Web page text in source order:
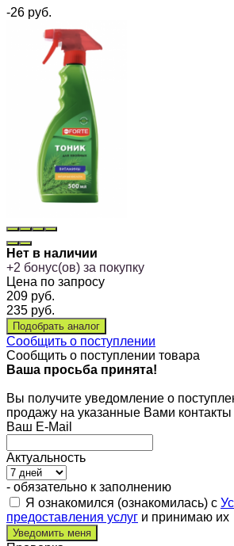
-26 руб.
Нет в наличии
+2 бонус(ов) за покупку
Цена по запросу
209 руб.
235 руб.
Сообщить о поступлении
Сообщить о поступлении товара
Ваша просьба принята!
Вы получите уведомление о
продажу на указанные Вами контакты
Ваш E-Mail
Актуальность
- обязательно к заполнению
Я ознакомился (ознакомилась) с
предоставления услуг и принимаю их